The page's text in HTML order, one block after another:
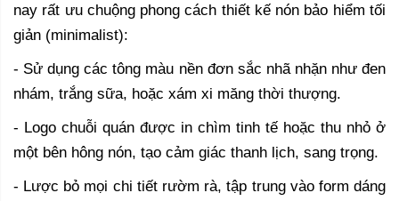
nay rất ưu chuộng phong cách thiết kế nón bảo hiểm tối
giản (minimalist):
- Sử dụng các tông màu nền đơn sắc nhã nhặn như đen
nhám, trắng sữa, hoặc xám xi măng thời thượng.
- Logo chuỗi quán được in chìm tinh tế hoặc thu nhỏ ở
một bên hông nón, tạo cảm giác thanh lịch, sang trọng.
- Lược bỏ mọi chi tiết rườm rà, tập trung vào form dáng